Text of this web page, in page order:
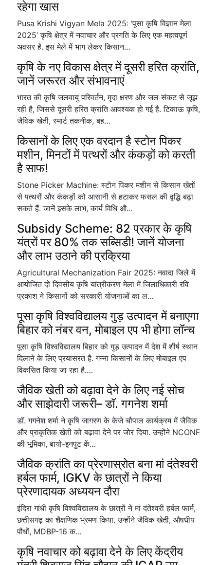
रहेगा खास
Pusa Krishi Vigyan Mela 2025: ‘पूसा कृषि विज्ञान मेला
2025’ कृषि क्षेत्र में नवाचार और प्रगति के लिए एक महत्वपूर्ण
अवसर है. इस मेले में भाग लेकर किसान…
कृषि के नए विकास क्षेत्र में दूसरी हरित क्रांति,
जानें जरूरत और संभावनाएं
भारत की कृषि जलवायु परिवर्तन, मृदा क्षरण और जल संकट से जूझ
रही है, जिससे दूसरी हरित क्रांति आवश्यक हो गई है. टिकाऊ कृषि,
जैविक खेती, स्मार्ट तकनीक, बह…
किसानों के लिए एक वरदान है स्टोन पिकर
मशीन, मिनटों में पत्थरों और कंकड़ों को करती
है साफ!
Stone Picker Machine: स्टोन पिकर मशीन से किसान खेतों
से पत्थरों और कंकड़ों को आसानी से हटाकर फसल की वृद्धि बढ़ा
सकते हैं. जानें इसके लाभ, कार्य विधि औ…
Subsidy Scheme: 82 प्रकार के कृषि
यंत्रों पर 80% तक सब्सिडी! जानें योजना
और लाभ उठाने की प्रक्रिया
Agricultural Mechanization Fair 2025: नवादा जिले में
आयोजित दो दिवसीय कृषि यांत्रीकरण मेला में जिलाधिकारी रवि
प्रकाश ने किसानों को सरकारी योजनाओं का ल…
पूसा कृषि विश्वविद्यालय गुड़ उत्पादन में बनाएगा
बिहार को नंबर वन, मोबाइल एप भी होगा लॉन्च
पूसा कृषि विश्वविद्यालय बिहार को गुड़ उत्पादन में देश में शीर्ष स्थान
दिलाने के लिए प्रयासरत है. गन्ना किसानों के लिए मोबाइल एप
विकसित किया जा रहा है.…
जैविक खेती को बढ़ावा देने के लिए नई सोच
और साझेदारी जरूरी– डॉ. गगनेश शर्मा
डॉ. गगनेश शर्मा ने कृषि जागरण के केजे चौपाल कार्यक्रम में जैविक
और प्राकृतिक खेती को बढ़ावा देने पर जोर दिया. उन्होंने NCONF
की भूमिका, बायो-इनपुट कें…
जैविक क्रांति का प्रेरणास्रोत बना मां दंतेश्वरी
हर्बल फार्म, IGKV के छात्रों ने किया
प्रेरणादायक अध्ययन दौरा
इंदिरा गांधी कृषि विश्वविद्यालय के छात्रों ने मां दंतेश्वरी हर्बल फार्म,
छत्तीसगढ़ का शैक्षणिक भ्रमण किया. उन्होंने जैविक खेती, औषधीय
पौधों, MDBP-16 क…
कृषि नवाचार को बढ़ावा देने के लिए केंद्रीय